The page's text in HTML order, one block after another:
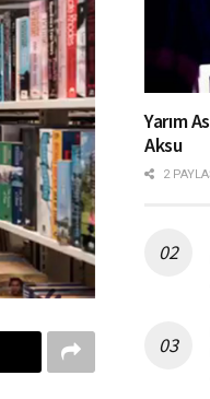
Yarım
Aksu
2